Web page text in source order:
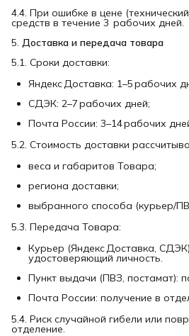
4.4. При ошибке в цене
средств в течение 3 рабочих дней.
5. Доставка и передача товара
5.1. Сроки доставки:
Яндекс Доставка: 1–5 рабочих
СДЭК: 2–7 рабочих дней;
Почта России: 3–14 рабочих
5.2. Стоимость доставки
веса и габаритов Товара;
региона доставки;
выбранного способа (курьер/
5.3. Передача Товара:
Курьер (Яндекс Доставка,
удостоверяющий личность.
Пункт выдачи (ПВЗ, постамат):
Почта России: получение в
5.4. Риск случайной гибели или
отделение.